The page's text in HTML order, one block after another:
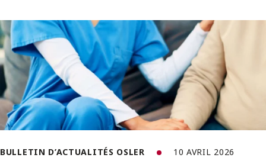
BULLETIN D’ACTUALITÉS OSLER 10 AVRIL 2026